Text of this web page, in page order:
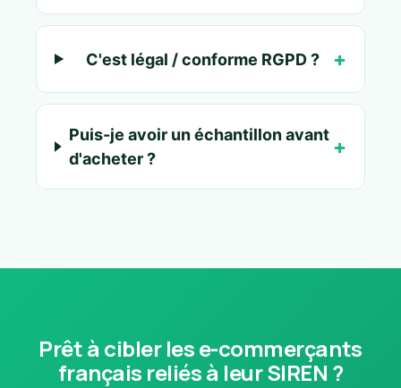
C'est légal / conforme RGPD ?
Puis-je avoir un échantillon avant
d'acheter ?
Prêt à cibler les e-commerçants
français reliés à leur SIREN ?